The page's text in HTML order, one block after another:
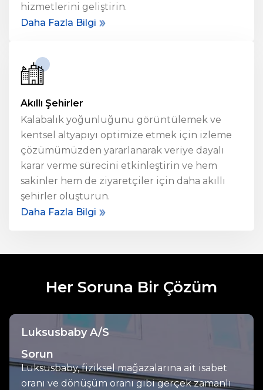
hizmetlerini geliştirin.
Daha Fazla Bilgi
Akıllı Şehirler
Kalabalık yoğunluğunu görüntülemek ve
kentsel altyapıyı optimize etmek için izleme
çözümümüzden yararlanarak veriye dayalı
karar verme sürecini etkinleştirin ve hem
sakinler hem de ziyaretçiler için daha akıllı
şehirler oluşturun.
Daha Fazla Bilgi
Her Soruna Bir Çözüm
Luksusbaby A/S
Sorun
Luksusbaby, fiziksel mağazalarına ait isabet
oranı ve dönüşüm oranı gibi gerçek zamanlı